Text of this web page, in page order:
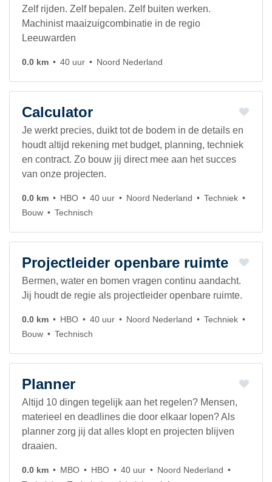
Zelf rijden. Zelf bepalen. Zelf buiten werken.
Machinist maaizuigcombinatie in de regio
Leeuwarden
0.0 km 40 uur Noord Nederland
Calculator
Je werkt precies, duikt tot de bodem in de details en
houdt altijd rekening met budget, planning, techniek
en contract. Zo bouw jij direct mee aan het succes
van onze projecten.
0.0 km HBO 40 uur Noord Nederland
Techniek
Bouw
Technisch
Projectleider openbare ruimte
Bermen, water en bomen vragen continu aandacht.
Jij houdt de regie als projectleider openbare ruimte.
0.0 km HBO 40 uur Noord Nederland
Techniek
Bouw
Technisch
Planner
Altijd 10 dingen tegelijk aan het regelen? Mensen,
materieel en deadlines die door elkaar lopen? Als
planner zorg jij dat alles klopt en projecten blijven
draaien.
0.0 km MBO HBO 40 uur
Noord Nederland